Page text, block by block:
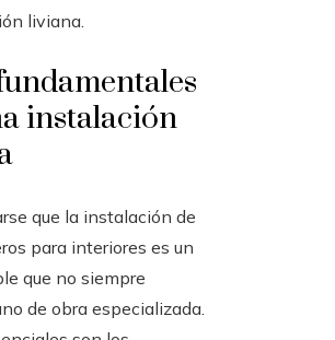
liviana.
instalación
que la instalación de
para interiores es un
que no siempre
de obra especializada.